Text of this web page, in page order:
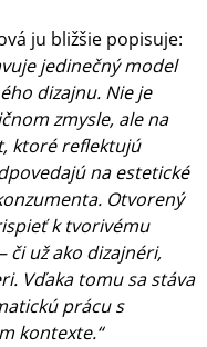
ju bližšie popisuje:
jedinečný model
dizajnu. Nie je
zmysle, ale na
ktoré reflektujú
na estetické
Otvorený
k tvorivému
už ako dizajnéri,
Vďaka tomu sa stáva
prácu s
kontexte.“